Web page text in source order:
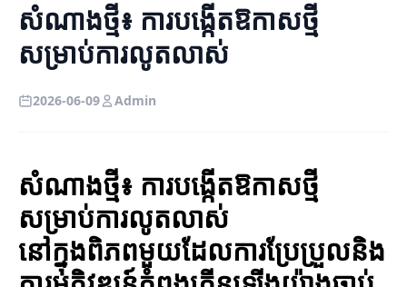
សំណាងថ្មី៖ ការបង្កើតឱកាសថ្មី
សម្រាប់ការលូតលាស់
2026-06-09 Admin
សំណាងថ្មី៖ ការបង្កើតឱកាសថ្មី
សម្រាប់ការលូតលាស់
នៅក្នុងពិភពមួយដែលការប្រែប្រួលនិង